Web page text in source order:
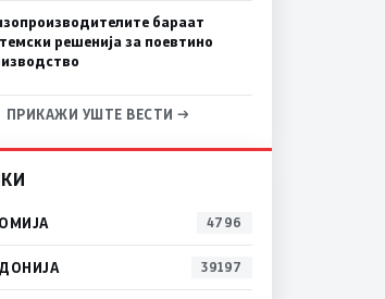
бараат
решенија за поевтино
ПРИКАЖИ УШТЕ ВЕСТИ →
4796
39197